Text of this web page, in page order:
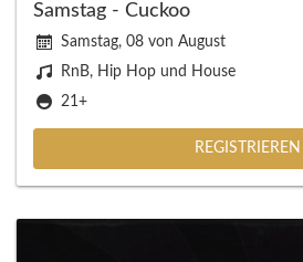
Samstag - Cuckoo
Samstag, 08 von August
RnB, Hip Hop und House
21+
REGISTRIEREN